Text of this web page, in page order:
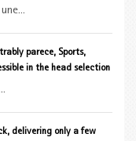
parece, Sports,
in the head selection
delivering only a few